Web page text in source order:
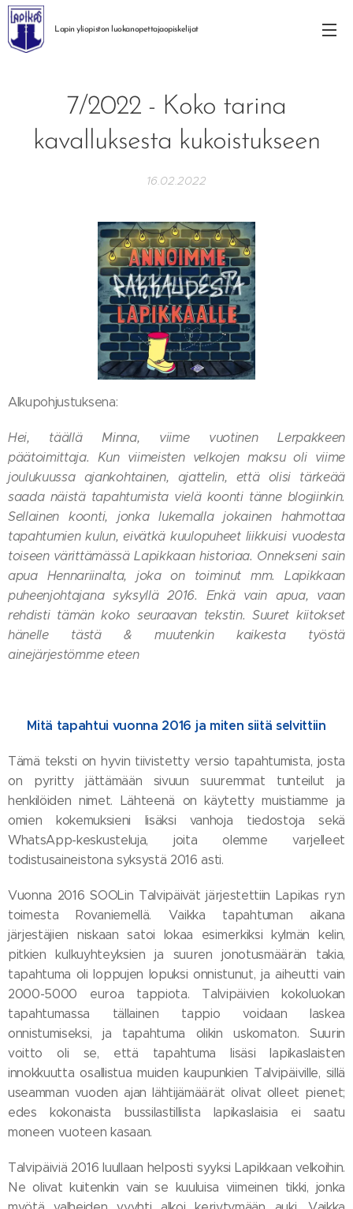
Lapin yliopiston luokanopettajaopiskelijat
7/2022 - Koko tarina
kavalluksesta kukoistukseen
16.02.2022
Alkupohjustuksena:
Hei, täällä Minna, viime vuotinen Lerpakkeen
päätoimittaja. Kun viimeisten velkojen maksu oli viime
joulukuussa ajankohtainen, ajattelin, että olisi tärkeää
saada näistä tapahtumista vielä koonti tänne blogiinkin.
Sellainen koonti, jonka lukemalla jokainen hahmottaa
tapahtumien kulun, eivätkä kuulopuheet liikkuisi vuodesta
toiseen värittämässä Lapikkaan historiaa. Onnekseni sain
apua Hennariinalta, joka on toiminut mm. Lapikkaan
puheenjohtajana syksyllä 2016. Enkä vain apua, vaan
rehdisti tämän koko seuraavan tekstin. Suuret kiitokset
hänelle tästä & muutenkin kaikesta työstä
ainejärjestömme eteen💙
Mitä tapahtui vuonna 2016 ja miten siitä selvittiin
Tämä teksti on hyvin tiivistetty versio tapahtumista, josta
on pyritty jättämään sivuun suuremmat tunteilut ja
henkilöiden nimet. Lähteenä on käytetty muistiamme ja
omien kokemuksieni lisäksi vanhoja tiedostoja sekä
WhatsApp-keskusteluja, joita olemme varjelleet
todistusaineistona syksystä 2016 asti.
Vuonna 2016 SOOLin Talvipäivät järjestettiin Lapikas ry:n
toimesta Rovaniemellä. Vaikka tapahtuman aikana
järjestäjien niskaan satoi lokaa esimerkiksi kylmän kelin,
pitkien kulkuyhteyksien ja suuren jonotusmäärän takia,
tapahtuma oli loppujen lopuksi onnistunut, ja aiheutti vain
2000-5000 euroa tappiota. Talvipäivien kokoluokan
tapahtumassa tällainen tappio voidaan laskea
onnistumiseksi, ja tapahtuma olikin uskomaton. Suurin
voitto oli se, että tapahtuma lisäsi lapikaslaisten
innokkuutta osallistua muiden kaupunkien Talvipäiville, sillä
useamman vuoden ajan lähtijämäärät olivat olleet pienet;
edes kokonaista bussilastillista lapikaslaisia ei saatu
moneen vuoteen kasaan.
Talvipäiviä 2016 luullaan helposti syyksi Lapikkaan velkoihin.
Ne olivat kuitenkin vain se kuuluisa viimeinen tikki, jonka